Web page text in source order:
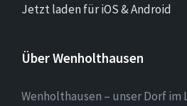
Jetzt laden für iOS & Android
Über Wenholthausen
Wenholthausen – unser Dorf im